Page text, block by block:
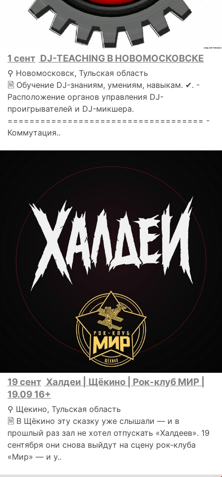
1 сент DJ-TEACHING В НОВОМОСКОВСКЕ
⚲ Новомосковск, Тульская область
🗎 Обучение DJ-знаниям, умениям, навыкам. ✔. -
Расположение органов управления DJ-
проигрывателей и DJ-микшера.
==================================== -
Коммутация..
19 сент Халдеи | Щёкино | Рок-клуб МИР |
19.09 16+
⚲ Щекино, Тульская область
🗎 В Щёкино эту сказку уже слышали — и в
прошлый раз зал не хотел отпускать «Халдеев». 19
сентября они снова выйдут на сцену рок-клуба
«Мир» — и у..